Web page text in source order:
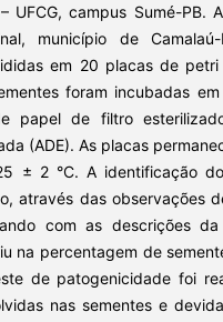
UFCG, campus Sumé-PB.
município de
em 20 placas de
foram incubadas
papel de filtro
(ADE). As placas
± 2 °C. A identificação
através das observações
com as descrições
na percentagem de
de patogenicidade foi
nas sementes e